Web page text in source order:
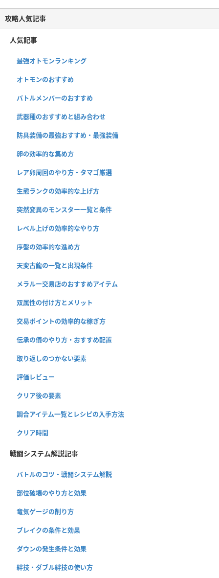
攻略人気記事
人気記事
最強オトモンランキング
オトモンのおすすめ
バトルメンバーのおすすめ
武器種のおすすめと組み合わせ
防具装備の最強おすすめ・最強装備
卵の効率的な集め方
レア卵周回のやり方・タマゴ厳選
生態ランクの効率的な上げ方
突然変異のモンスター一覧と条件
レベル上げの効率的なやり方
序盤の効率的な進め方
天変古龍の一覧と出現条件
メラルー交易店のおすすめアイテム
双属性の付け方とメリット
交易ポイントの効率的な稼ぎ方
伝承の儀のやり方・おすすめ配置
取り返しのつかない要素
評価レビュー
クリア後の要素
調合アイテム一覧とレシピの入手方法
クリア時間
戦闘システム解説記事
バトルのコツ・戦闘システム解説
部位破壊のやり方と効果
竜気ゲージの削り方
ブレイクの条件と効果
ダウンの発生条件と効果
絆技・ダブル絆技の使い方